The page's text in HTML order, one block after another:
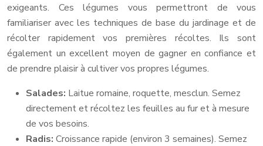
exigeants. Ces légumes vous permettront de vous
familiariser avec les techniques de base du jardinage et de
récolter rapidement vos premières récoltes. Ils sont
également un excellent moyen de gagner en confiance et
de prendre plaisir à cultiver vos propres légumes.
Salades: Laitue romaine, roquette, mesclun. Semez
directement et récoltez les feuilles au fur et à mesure
de vos besoins.
Radis: Croissance rapide (environ 3 semaines). Semez